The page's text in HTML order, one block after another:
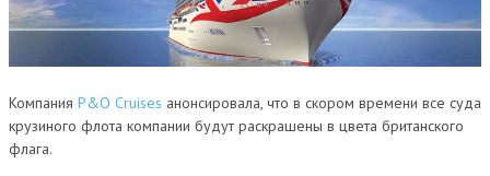
Компания P&O Cruises анонсировала, что в скором времени все суда
крузиного флота компании будут раскрашены в цвета британского
флага.